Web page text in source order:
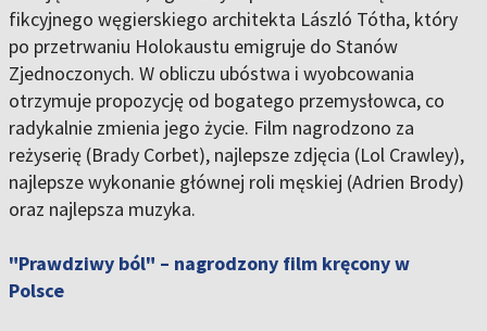
fikcyjnego węgierskiego architekta László Tótha, który
po przetrwaniu Holokaustu emigruje do Stanów
Zjednoczonych. W obliczu ubóstwa i wyobcowania
otrzymuje propozycję od bogatego przemysłowca, co
radykalnie zmienia jego życie. Film nagrodzono za
reżyserię (Brady Corbet), najlepsze zdjęcia (Lol Crawley),
najlepsze wykonanie głównej roli męskiej (Adrien Brody)
oraz najlepsza muzyka.
"Prawdziwy ból" – nagrodzony film kręcony w
Polsce